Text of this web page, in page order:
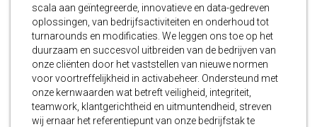
scala aan geïntegreerde, innovatieve en data-gedreven
oplossingen, van bedrijfsactiviteiten en onderhoud tot
turnarounds en modificaties. We leggen ons toe op het
duurzaam en succesvol uitbreiden van de bedrijven van
onze cliënten door het vaststellen van nieuwe normen
voor voortreffelijkheid in activabeheer. Ondersteund met
onze kernwaarden wat betreft veiligheid, integriteit,
teamwork, klantgerichtheid en uitmuntendheid, streven
wij ernaar het referentiepunt van onze bedrijfstak te